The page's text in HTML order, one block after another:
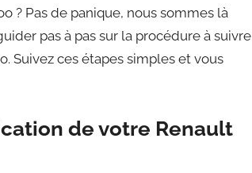
? Pas de panique, nous sommes là
pas à pas sur la procédure à suivre
Suivez ces étapes simples et vous
de votre Renault